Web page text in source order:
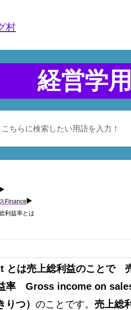
dI
n
村
経営学
Finance
利益率とは
とは売上総利益のことで
率 Gross income on
りつ） のことです。 売上総